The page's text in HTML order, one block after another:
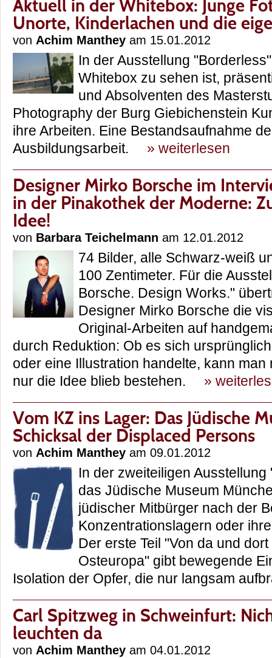
Aktuell in der Whitebox: Junge
Unorte, Kinderlachen und die
von Achim Manthey am 15.01.2012
In der Ausstellung
Whitebox zu sehen ist,
und Absolventen des
Photography der Burg Giebichenstein
ihre Arbeiten. Eine Bestandsaufnahme
Ausbildungsarbeit. » weiterlesen
Designer Mirko Borsche im
in der Pinakothek der Moderne:
Idee!
von Barbara Teichelmann am 12.01.2012
74 Bilder, alle Schwarz-weiß
100 Zentimeter. Für die
Borsche. Design Works."
Designer Mirko Borsche die
Original-Arbeiten auf
durch Reduktion: Ob es sich
oder eine Illustration handelte, kann
nur die Idee blieb bestehen. »
Vom KZ ins Lager: Das Jüdische
Schicksal der Displaced Persons
von Achim Manthey am 09.01.2012
In der zweiteiligen
das Jüdische Museum
jüdischer Mitbürger nach der
Konzentrationslagern oder
Der erste Teil "Von da und
Osteuropa" gibt bewegende
Isolation der Opfer, die nur langsam
Carl Spitzweg in Schweinfurt:
leuchten da
von Achim Manthey am 04.01.2012